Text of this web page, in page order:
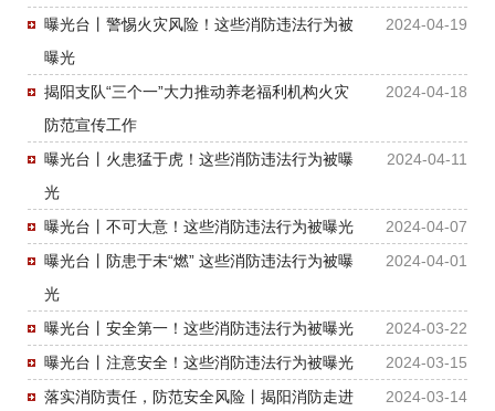
2024-04-19
曝光台丨警惕火灾风险！这些消防违法行为被
曝光
2024-04-18
揭阳支队“三个一”大力推动养老福利机构火灾
防范宣传工作
2024-04-11
曝光台丨火患猛于虎！这些消防违法行为被曝
光
2024-04-07
曝光台丨不可大意！这些消防违法行为被曝光
2024-04-01
曝光台丨防患于未“燃” 这些消防违法行为被曝
光
2024-03-22
曝光台丨安全第一！这些消防违法行为被曝光
2024-03-15
曝光台丨注意安全！这些消防违法行为被曝光
2024-03-14
落实消防责任，防范安全风险丨揭阳消防走进